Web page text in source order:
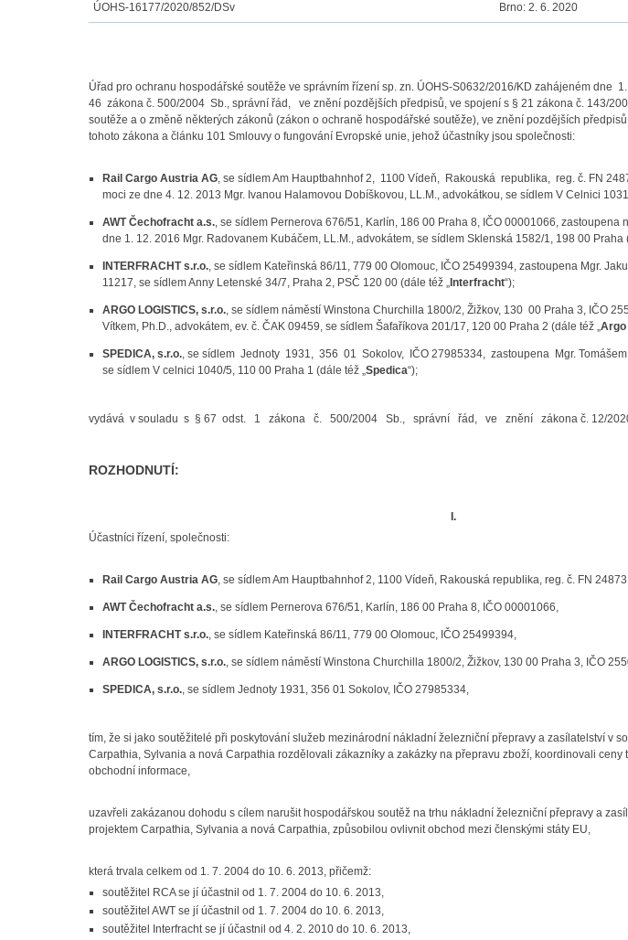
ÚOHS-16177/2020/852/DSv
Brno: 2. 6. 2020
Úřad pro ochranu hospodářské soutěže ve správním řízení sp. zn. ÚOHS-S0632/2016/KD zahájeném dne
46 zákona č. 500/2004 Sb., správní řád, ve znění pozdějších předpisů, ve spojení s § 21 zákona č. 143/
soutěže a o změně některých zákonů (zákon o ochraně hospodářské soutěže), ve znění pozdějších
tohoto zákona a článku 101 Smlouvy o fungování Evropské unie, jehož účastníky jsou společnosti:
Rail Cargo Austria AG, se sídlem Am Hauptbahnhof 2, 1100 Vídeň, Rakouská republika, reg. č. FN
moci ze dne 4. 12. 2013 Mgr. Ivanou Halamovou Dobíškovou, LL.M., advokátkou, se sídlem V Celnici
AWT Čechofracht a.s., se sídlem Pernerova 676/51, Karlín, 186 00 Praha 8, IČO 00001066, zastoupena
dne 1. 12. 2016 Mgr. Radovanem Kubáčem, LL.M., advokátem, se sídlem Sklenská 1582/1, 198 00 Praha
INTERFRACHT s.r.o., se sídlem Kateřinská 86/11, 779 00 Olomouc, IČO 25499394, zastoupena Mgr.
11217, se sídlem Anny Letenské 34/7, Praha 2, PSČ 120 00 (dále též „ Interfracht“);
ARGO LOGISTICS, s.r.o., se sídlem náměstí Winstona Churchilla 1800/2, Žižkov, 130 00 Praha 3, IČO
Vítkem, Ph.D., advokátem, ev. č. ČAK 09459, se sídlem Šafaříkova 201/17, 120 00 Praha 2 (dále též „
SPEDICA, s.r.o., se sídlem Jednoty 1931, 356 01 Sokolov, IČO 27985334, zastoupena Mgr. Tomášem
se sídlem V celnici 1040/5, 110 00 Praha 1 (dále též „Spedica“);
vydává v souladu s § 67 odst. 1 zákona č. 500/2004 Sb., správní řád, ve znění zákona č. 12/
ROZHODNUTÍ:
I.
Účastníci řízení, společnosti:
Rail Cargo Austria AG, se sídlem Am Hauptbahnhof 2, 1100 Vídeň, Rakouská republika, reg. č. FN
AWT Čechofracht a.s., se sídlem Pernerova 676/51, Karlín, 186 00 Praha 8, IČO 00001066,
INTERFRACHT s.r.o., se sídlem Kateřinská 86/11, 779 00 Olomouc, IČO 25499394,
ARGO LOGISTICS, s.r.o., se sídlem náměstí Winstona Churchilla 1800/2, Žižkov, 130 00 Praha 3, IČO
SPEDICA, s.r.o., se sídlem Jednoty 1931, 356 01 Sokolov, IČO 27985334,
tím, že si jako soutěžitelé při poskytování služeb mezinárodní nákladní železniční přepravy a zasílatelství v
Carpathia, Sylvania a nová Carpathia rozdělovali zákazníky a zakázky na přepravu zboží, koordinovali ceny
obchodní informace,
uzavřeli zakázanou dohodu s cílem narušit hospodářskou soutěž na trhu nákladní železniční přepravy a
projektem Carpathia, Sylvania a nová Carpathia, způsobilou ovlivnit obchod mezi členskými státy EU,
která trvala celkem od 1. 7. 2004 do 10. 6. 2013, přičemž:
soutěžitel RCA se jí účastnil od 1. 7. 2004 do 10. 6. 2013,
soutěžitel AWT se jí účastnil od 1. 7. 2004 do 10. 6. 2013,
soutěžitel Interfracht se jí účastnil od 4. 2. 2010 do 10. 6. 2013,